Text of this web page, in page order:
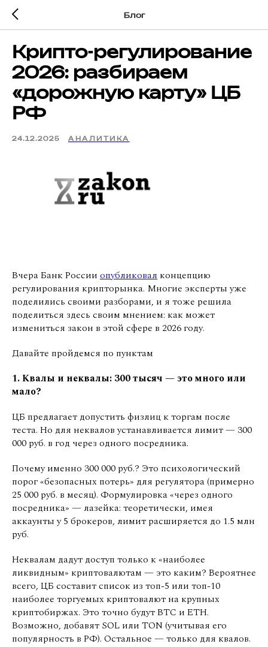
Блог
Крипто-регулирование
2026: разбираем
«дорожную карту» ЦБ
РФ
24.12.2025 АНАЛИТИКА
Вчера Банк России опубликовал концепцию
регулирования крипторынка. Многие эксперты уже
поделились своими разборами, и я тоже решила
поделиться здесь своим мнением: как может
измениться закон в этой сфере в 2026 году.
Давайте пройдемся по пунктам
1. Квалы и неквалы: 300 тысяч — это много или
мало?
ЦБ предлагает допустить физлиц к торгам после
теста. Но для неквалов устанавливается лимит — 300
000 руб. в год через одного посредника.
Почему именно 300 000 руб.? Это психологический
порог «безопасных потерь» для регулятора (примерно
25 000 руб. в месяц). Формулировка «через одного
посредника» — лазейка: теоретически, имея
аккаунты у 5 брокеров, лимит расширяется до 1.5 млн
руб.
Неквалам дадут доступ только к «наиболее
ликвидным» криптовалютам — это каким? Вероятнее
всего, ЦБ составит список из топ-5 или топ-10
наиболее торгуемых криптовалют на крупных
криптобиржах. Это точно будут BTC и ETH.
Возможно, добавят SOL или TON (учитывая его
популярность в РФ). Остальное — только для квалов.